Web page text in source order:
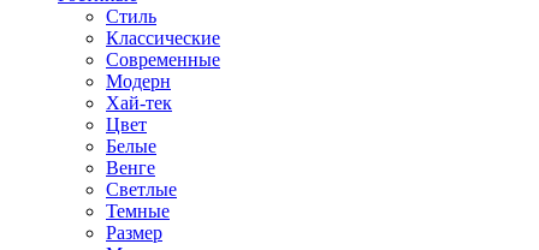
Стиль
Классические
Современные
Модерн
Хай-тек
Цвет
Белые
Венге
Светлые
Темные
Размер